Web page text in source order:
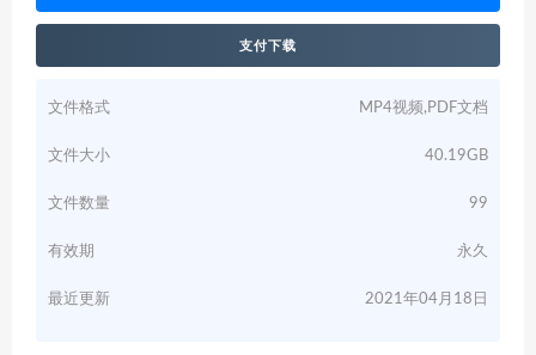
支付下载
文件格式 MP4视频,PDF文档
文件大小 40.19GB
文件数量 99
有效期 永久
最近更新 2021年04月18日